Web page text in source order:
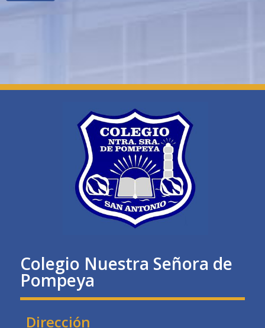
Colegio Nuestra Señora de
Pompeya
Dirección